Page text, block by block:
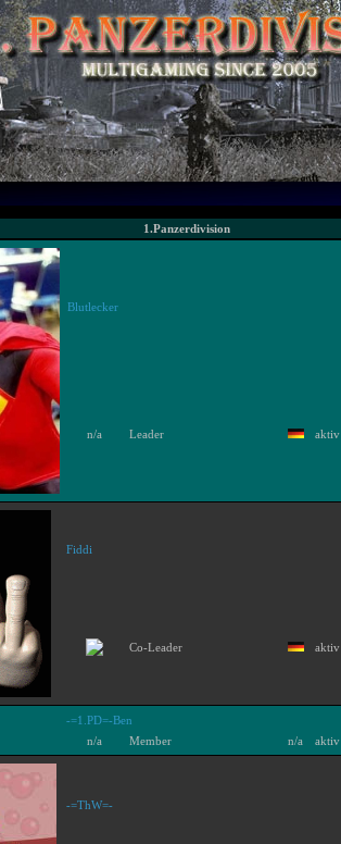
1.Panzerdivision
Blutlecker
n/a Leader aktiv
Fiddi
Co-Leader aktiv
-=1.PD=-Ben
n/a
Member n/a aktiv
-=ThW=-